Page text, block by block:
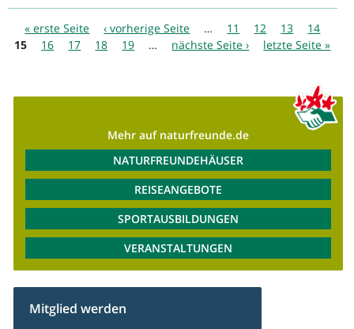
Seiten
« erste Seite ‹ vorherige Seite … 11 12 13
14
15
16 17 18 19 … nächste Seite › letzte Seite »
Mehr auf naturfreunde.de
NATURFREUNDEHÄUSER
REISEANGEBOTE
SPORTAUSBILDUNGEN
VERANSTALTUNGEN
Mitglied werden